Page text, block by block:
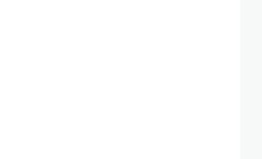
kualitas suara True
tidak sebanding
kanan? Jangan terburu-